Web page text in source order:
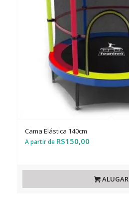
Cama Elástica 140cm
R$150,00
ALUGAR